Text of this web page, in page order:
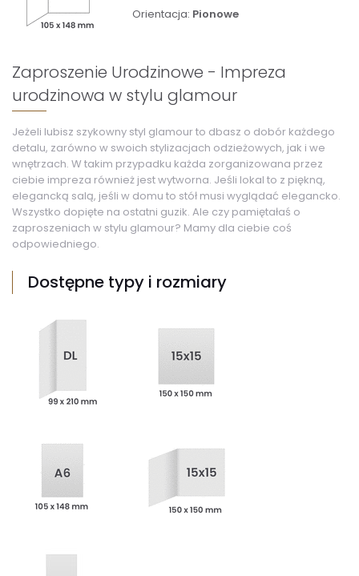
Orientacja: Pionowe
Zaproszenie Urodzinowe - Impreza
urodzinowa w stylu glamour
Jeżeli lubisz szykowny styl glamour to dbasz o dobór każdego
detalu, zarówno w swoich stylizacjach odzieżowych, jak i we
wnętrzach. W takim przypadku każda zorganizowana przez
ciebie impreza również jest wytworna. Jeśli lokal to z piękną,
elegancką salą, jeśli w domu to stół musi wyglądać elegancko.
Wszystko dopięte na ostatni guzik. Ale czy pamiętałaś o
zaproszeniach w stylu glamour? Mamy dla ciebie coś
odpowiedniego.
Dostępne typy i rozmiary